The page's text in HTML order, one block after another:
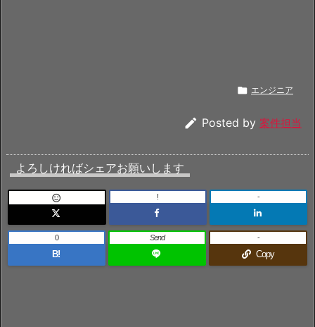
 エンジニア
 Posted by 案件担当
よろしければシェアお願いします
 ! -
B!
0 Send
Copy
-